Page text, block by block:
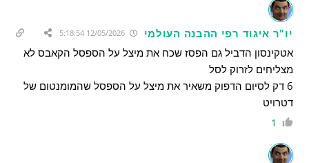
יו"ר איגוד רפי ההבנה העולמי 12/05/2026 5:18:54
אטקינסון הדביל גם הפסז שכח את מיצל על הספסל הקאבס לא
מצליחים לזרוק לסל
6 דק לסיום הדפוק משאיר את מיצל על הספסל שהמומנטום של
דטרויט
1